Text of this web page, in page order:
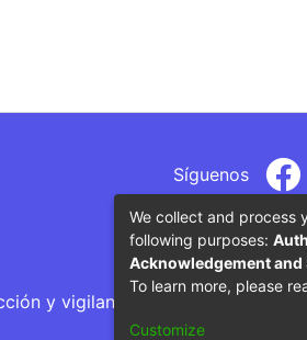
Síguenos
y vigilancia por parte del
We collect and process
following purposes:
Acknowledgement
To learn more, please
Customize